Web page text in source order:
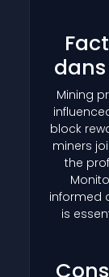
Mining
block
miners
the
informed
is